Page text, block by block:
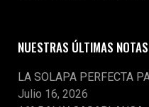
NUESTRAS ÚLTIMAS NOTAS
LA SOLAPA PERFECTA
Julio 16, 2026